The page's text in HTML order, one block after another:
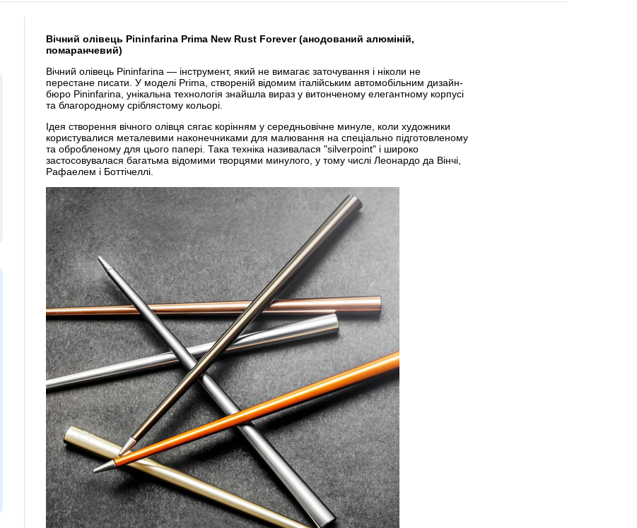
Вічний олівець Pininfarina Prima New Rust Forever (анодований алюміній,
помаранчевий)
Вічний олівець Pininfarina — інструмент, який не вимагає заточування і ніколи не
перестане писати. У моделі Prima, створеній відомим італійським автомобільним дизайн-
бюро Pininfarina, унікальна технологія знайшла вираз у витонченому елегантному корпусі
та благородному сріблястому кольорі.
Ідея створення вічного олівця сягає корінням у середньовічне минуле, коли художники
користувалися металевими наконечниками для малювання на спеціально підготовленому
та обробленому для цього папері. Така техніка називалася "silverpoint" і широко
застосовувалася багатьма відомими творцями минулого, у тому числі Леонардо да Вінчі,
Рафаелем і Боттічеллі.